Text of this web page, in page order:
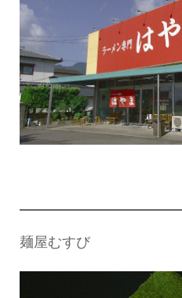
麺屋むすび